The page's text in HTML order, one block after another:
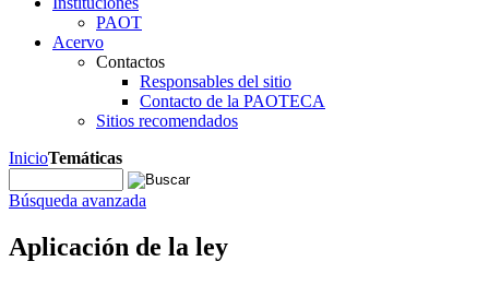
PAOT
Acervo
Contactos
Responsables del sitio
Contacto de la PAOTECA
Sitios recomendados
InicioTemáticas
Búsqueda avanzada
Aplicación de la ley